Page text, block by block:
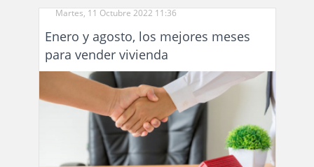
Martes, 11 Octubre 2022 11:36
Enero y agosto, los mejores meses
para vender vivienda